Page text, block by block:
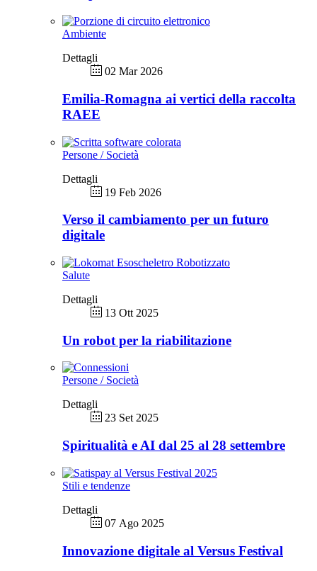
Ambiente
Dettagli
02 Mar 2026
Emilia-Romagna ai vertici della raccolta
RAEE
Persone / Società
Dettagli
19 Feb 2026
Verso il cambiamento per un futuro
digitale
Salute
Dettagli
13 Ott 2025
Un robot per la riabilitazione
Persone / Società
Dettagli
23 Set 2025
Spiritualità e AI dal 25 al 28 settembre
Stili e tendenze
Dettagli
07 Ago 2025
Innovazione digitale al Versus Festival